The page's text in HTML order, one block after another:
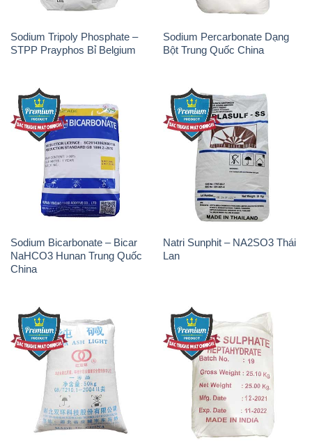
Sodium Tripoly Phosphate –
STPP Prayphos Bỉ Belgium
Sodium Percarbonate Dạng
Bột Trung Quốc China
Sodium Bicarbonate – Bicar
NaHCO3 Hunan Trung Quốc
China
Natri Sunphit – NA2SO3 Thái
Lan